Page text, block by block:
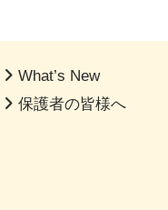
What’s New
保護者の皆様へ